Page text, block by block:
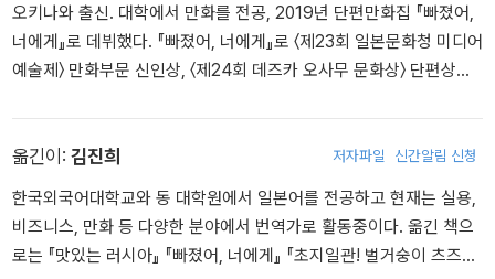
오키나와 출신. 대학에서 만화를 전공, 2019년 단편만화집 『빠졌어,
너에게』로 데뷔했다. 『빠졌어, 너에게』로 〈제23회 일본문화청 미디어
예술제〉 만화부문 신인상, 〈제24회 데즈카 오사무 문화상〉 단편상을
작품들로 2021년부터 2024년까지 〈만화대상マンガ大賞〉 랭킹에
으로 만들어졌다.
옮긴이: 김진희 저자파일 신간알림 신청
한국외국어대학교와 동 대학원에서 일본어를 전공하고 현재는 실용,
비즈니스, 만화 등 다양한 분야에서 번역가로 활동중이다. 옮긴 책으
로는 『맛있는 러시아』 『빠졌어, 너에게』 『초지일관! 벌거숭이 츠즈이